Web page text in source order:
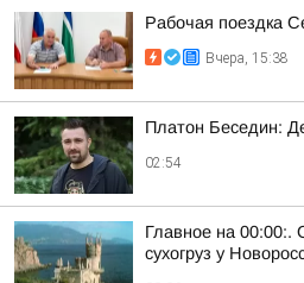
Рабочая поездка
Вчера, 15:38
Платон Беседин:
02:54
Главное на 00:00:.
сухогруз у